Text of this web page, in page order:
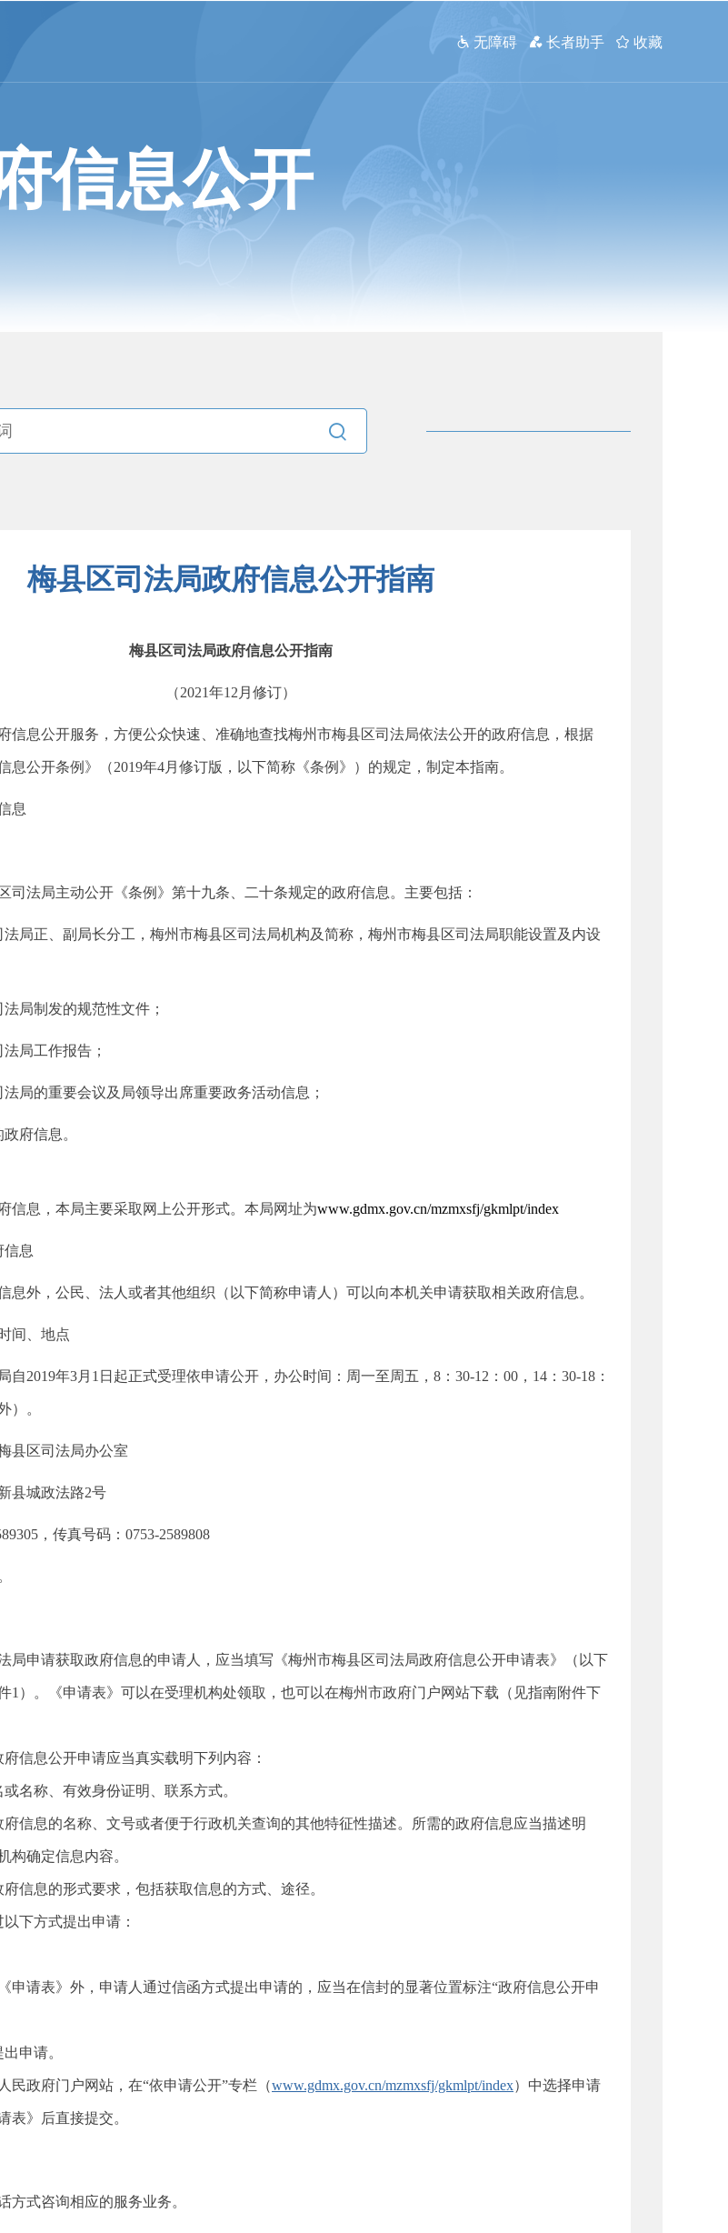
 无障碍  长者助手  收藏
信息公开

梅县区司法局政府信息公开指南
梅县区司法局政府信息公开指南
（2021年12月修订）
息公开服务，方便公众快速、准确地查找梅州市梅县区司法局依法公开的政府信息，根据
息公开条例》（2019年4月修订版，以下简称《条例》）的规定，制定本指南。
息
法局主动公开《条例》第十九条、二十条规定的政府信息。主要包括：
正、副局长分工，梅州市梅县区司法局机构及简称，梅州市梅县区司法局职能设置及内设
制发的规范性文件；
局工作报告；
的重要会议及局领导出席重要政务活动信息；
府信息。
息，本局主要采取网上公开形式。本局网址为www.gdmx.gov.cn/mzmxsfj/gkmlpt/index
息
外，公民、法人或者其他组织（以下简称申请人）可以向本机关申请获取相关政府信息。
间、地点
年3月1日起正式受理依申请公开，办公时间：周一至周五，8：30-12：00，14：30-18：
）。
区司法局办公室
城政法路2号
，传真号码：0753-2589808
申请获取政府信息的申请人，应当填写《梅州市梅县区司法局政府信息公开申请表》（以下
1）。《申请表》可以在受理机构处领取，也可以在梅州市政府门户网站下载（见指南附件下
信息公开申请应当真实载明下列内容：
名称、有效身份证明、联系方式。
息的名称、文号或者便于行政机关查询的其他特征性描述。所需的政府信息应当描述明
机构确定信息内容。
信息的形式要求，包括获取信息的方式、途径。
下方式提出申请：
请表》外，申请人通过信函方式提出申请的，应当在信封的显著位置标注“政府信息公开申
出申请。
政府门户网站，在“依申请公开”专栏（www.gdmx.gov.cn/mzmxsfj/gkmlpt/index）中选择申请
表》后直接提交。
式咨询相应的服务业务。